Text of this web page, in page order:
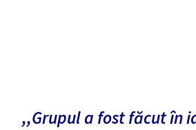
,,Grupul a fost făcut în